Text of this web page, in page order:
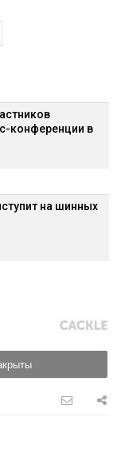
конференции в
на шинных